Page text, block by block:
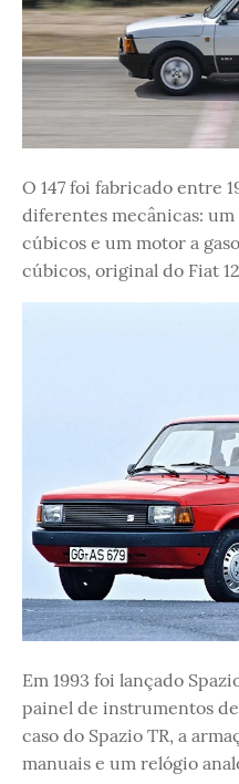
O 147 foi fabricado entre
diferentes mecânicas:
cúbicos e um motor a
cúbicos, original do Fiat
Em 1993 foi lançado
painel de instrumentos de
caso do Spazio TR, a
manuais e um relógio